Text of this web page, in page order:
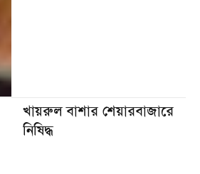
খায়রুল বাশার শেয়ারবাজারে
নিষিদ্ধ